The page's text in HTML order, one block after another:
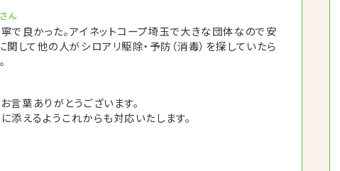
ん
で良かった。アイネットコープ埼玉で大きな団体なので安
関して他の人がシロアリ駆除・予防（消毒）を探していたら
言葉ありがとうございます。
添えるようこれからも対応いたします。